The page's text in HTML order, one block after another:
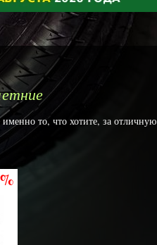
то, что хотите, за отличную